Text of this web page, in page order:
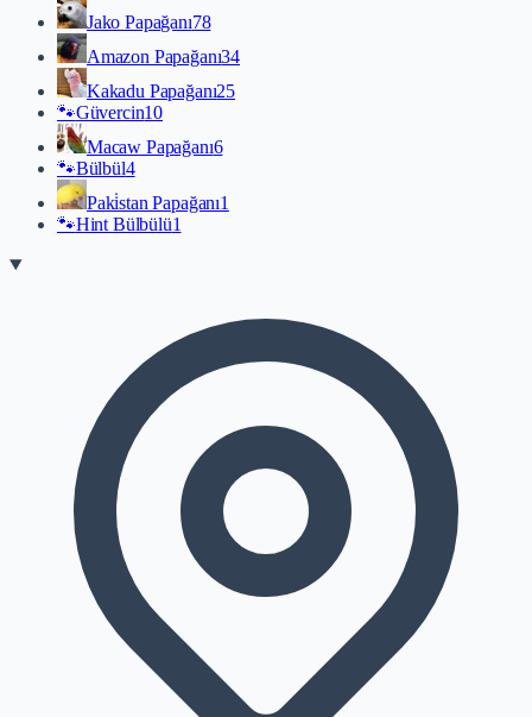
Jako Papağanı78
Amazon Papağanı34
Kakadu Papağanı25
🐾Güvercin10
Macaw Papağanı6
🐾Bülbül4
Paki̇stan Papağanı1
🐾Hint Bülbülü1